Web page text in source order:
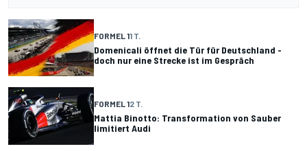
FORMEL 11 T.
Domenicali öffnet die Tür für Deutschland -
doch nur eine Strecke ist im Gespräch
FORMEL 12 T.
Mattia Binotto: Transformation von Sauber
limitiert Audi